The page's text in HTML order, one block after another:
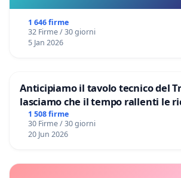
1 646 firme
32 Firme / 30 giorni
5 Jan 2026
Anticipiamo il tavolo tecnico del
lasciamo che il tempo rallenti le
Domenico Racanati
1 508 firme
30 Firme / 30 giorni
20 Jun 2026